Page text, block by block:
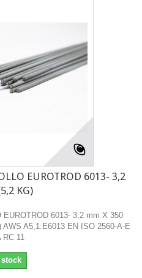
EUROTROD 6013- 3,2
KG)
EUROTROD 6013- 3,2 mm X 350
A5,1:E6013 EN ISO 2560-A-E
RC 11
stock